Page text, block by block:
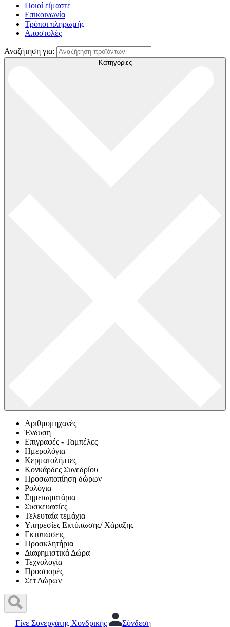
Ποιοί είμαστε
Επικοινωνία
Τρόποι πληρωμής
Αποστολές
Αναζήτηση για:
Κατηγορίες
Αριθμομηχανές
Ένδυση
Επιγραφές - Ταμπέλες
Ημερολόγια
Κερματολήπτες
Κονκάρδες Συνεδρίου
Προσωποπίηση δώρων
Ρολόγια
Σημειωματάρια
Συσκευασίες
Τελευταία τεμάχια
Υπηρεσίες Εκτύπωσης/ Χάραξης
Εκτυπώσεις
Προσκλητήρια
Διαφημιστικά Δώρα
Τεχνολογία
Προσφορές
Σετ Δώρων
Γίνε Συνεργάτης Χονδρικής Σύνδεση